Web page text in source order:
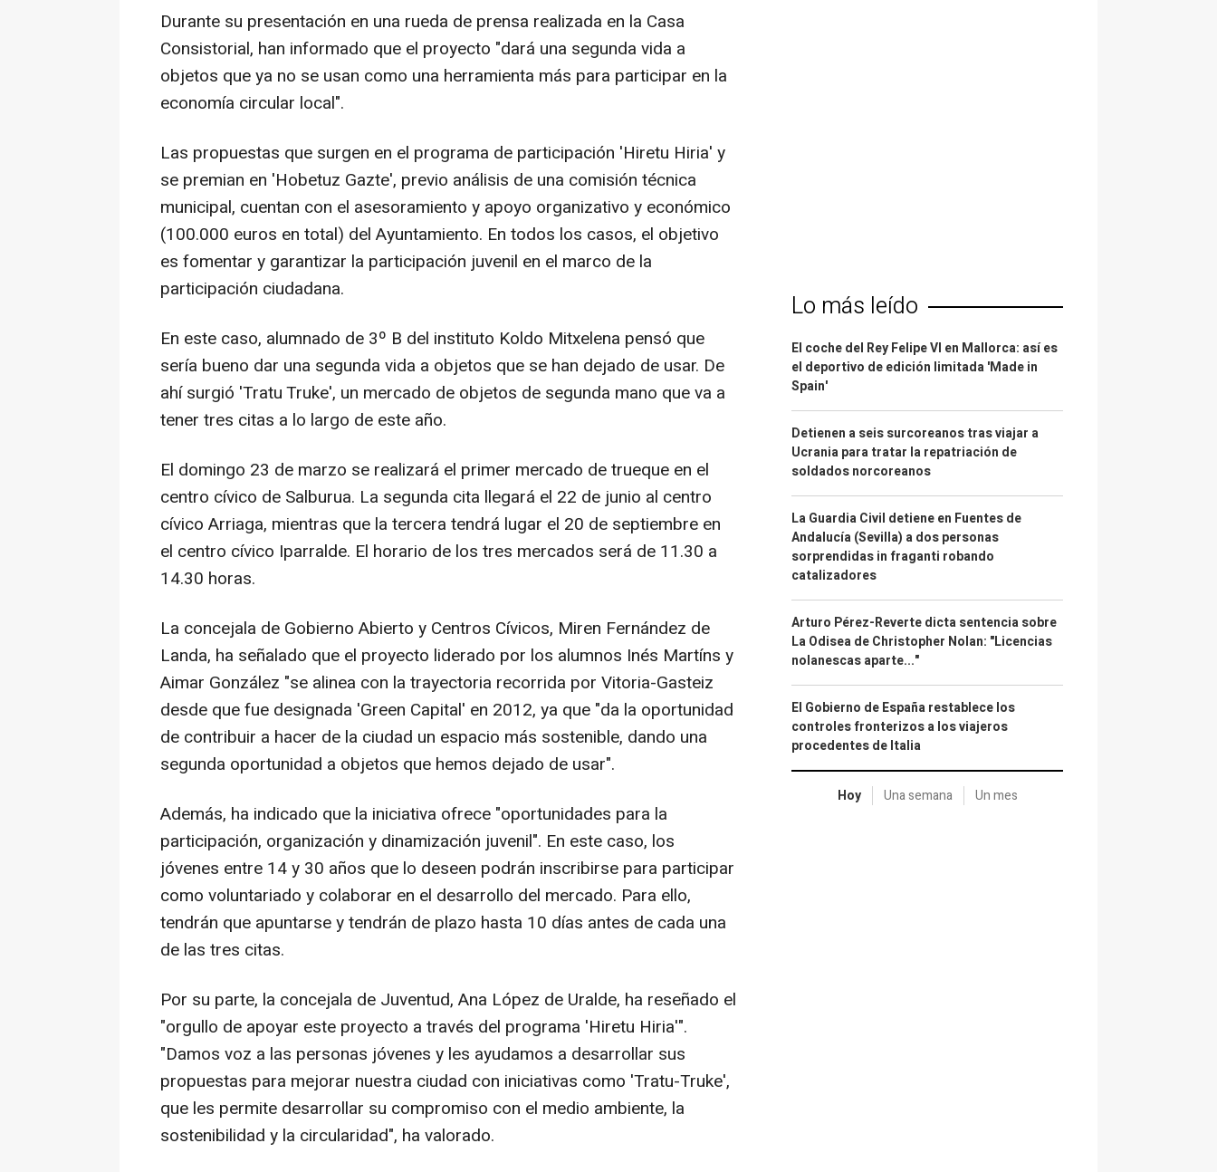
Durante su presentación en una rueda de prensa realizada en la Casa
Consistorial, han informado que el proyecto "dará una segunda vida a
objetos que ya no se usan como una herramienta más para participar en la
economía circular local".
Las propuestas que surgen en el programa de participación 'Hiretu Hiria' y
se premian en 'Hobetuz Gazte', previo análisis de una comisión técnica
municipal, cuentan con el asesoramiento y apoyo organizativo y económico
(100.000 euros en total) del Ayuntamiento. En todos los casos, el objetivo
es fomentar y garantizar la participación juvenil en el marco de la
participación ciudadana.
En este caso, alumnado de 3º B del instituto Koldo Mitxelena pensó que
sería bueno dar una segunda vida a objetos que se han dejado de usar. De
ahí surgió 'Tratu Truke', un mercado de objetos de segunda mano que va a
tener tres citas a lo largo de este año.
El domingo 23 de marzo se realizará el primer mercado de trueque en el
centro cívico de Salburua. La segunda cita llegará el 22 de junio al centro
cívico Arriaga, mientras que la tercera tendrá lugar el 20 de septiembre en
el centro cívico Iparralde. El horario de los tres mercados será de 11.30 a
14.30 horas.
La concejala de Gobierno Abierto y Centros Cívicos, Miren Fernández de
Landa, ha señalado que el proyecto liderado por los alumnos Inés Martíns y
Aimar González "se alinea con la trayectoria recorrida por Vitoria-Gasteiz
desde que fue designada 'Green Capital' en 2012, ya que "da la oportunidad
de contribuir a hacer de la ciudad un espacio más sostenible, dando una
segunda oportunidad a objetos que hemos dejado de usar".
Además, ha indicado que la iniciativa ofrece "oportunidades para la
participación, organización y dinamización juvenil". En este caso, los
jóvenes entre 14 y 30 años que lo deseen podrán inscribirse para participar
como voluntariado y colaborar en el desarrollo del mercado. Para ello,
tendrán que apuntarse y tendrán de plazo hasta 10 días antes de cada una
de las tres citas.
Por su parte, la concejala de Juventud, Ana López de Uralde, ha reseñado el
"orgullo de apoyar este proyecto a través del programa 'Hiretu Hiria'".
"Damos voz a las personas jóvenes y les ayudamos a desarrollar sus
propuestas para mejorar nuestra ciudad con iniciativas como 'Tratu-Truke',
que les permite desarrollar su compromiso con el medio ambiente, la
sostenibilidad y la circularidad", ha valorado.
Lo más leído
El coche del Rey Felipe VI en Mallorca: así es
el deportivo de edición limitada 'Made in
Spain'
Detienen a seis surcoreanos tras viajar a
Ucrania para tratar la repatriación de
soldados norcoreanos
La Guardia Civil detiene en Fuentes de
Andalucía (Sevilla) a dos personas
sorprendidas in fraganti robando
catalizadores
Arturo Pérez-Reverte dicta sentencia sobre
La Odisea de Christopher Nolan: "Licencias
nolanescas aparte..."
El Gobierno de España restablece los
controles fronterizos a los viajeros
procedentes de Italia
Hoy Una semana Un mes